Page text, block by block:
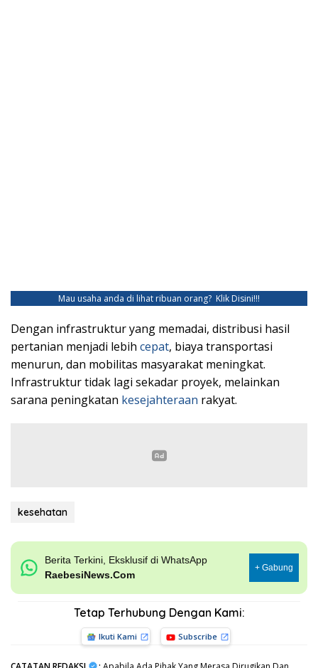
Mau usaha anda di lihat ribuan orang? Klik Disini!!!
Dengan infrastruktur yang memadai, distribusi hasil
pertanian menjadi lebih cepat, biaya transportasi
menurun, dan mobilitas masyarakat meningkat.
Infrastruktur tidak lagi sekadar proyek, melainkan
sarana peningkatan kesejahteraan rakyat.
kesehatan
Berita Terkini, Eksklusif di WhatsApp
RaebesiNews.Com
+ Gabung
Tetap Terhubung Dengan Kami:
Ikuti Kami Subscribe